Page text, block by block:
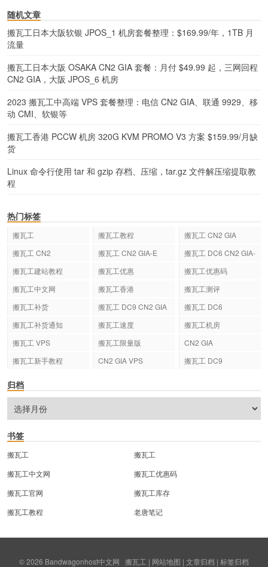
随机文章
搬瓦工日本大阪软银 JPOS_1 机房套餐整理：$169.99/年，1TB 月
流量
搬瓦工日本大阪 OSAKA CN2 GIA 套餐：月付 $49.99 起，三网回程
CN2 GIA，大阪 JPOS_6 机房
2023 搬瓦工中高端 VPS 套餐整理：电信 CN2 GIA、联通 9929、移
动 CMI、软银等
搬瓦工香港 PCCW 机房 320G KVM PROMO V3 方案 $159.99/月缺
货
Linux 命令行使用 tar 和 gzip 存档、压缩，tar.gz 文件解压缩提取教
程
热门标签
搬瓦工 搬瓦工教程
搬瓦工 CN2 GIA
搬瓦工 CN2
搬瓦工 CN2 GIA-E
搬瓦工 DC6 CN2 GIA-
搬瓦工建站教程 搬瓦工优惠
搬瓦工优惠码
搬瓦工中文网
搬瓦工香港
搬瓦工测评
搬瓦工补货
搬瓦工 DC9 CN2 GIA
搬瓦工 DC6
搬瓦工补货通知
搬瓦工速度
搬瓦工机房
搬瓦工 VPS
搬瓦工限量版
CN2 GIA
搬瓦工新手教程
CN2 GIA VPS 搬瓦工 DC9
归档
书签
搬瓦工
搬瓦工
搬瓦工中文网
搬瓦工优惠码
搬瓦工官网
搬瓦工库存
搬瓦工教程
老唐笔记
© 2026 Bandwagonhost中文网 搬瓦工 | 网站地图 | 文章归档 | 标签归档